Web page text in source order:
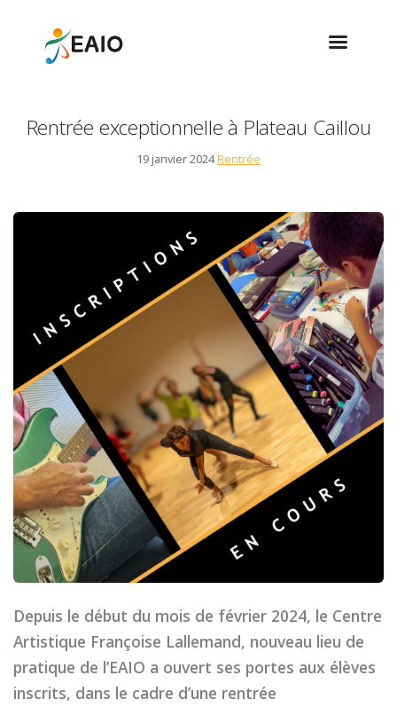
Rentrée exceptionnelle à Plateau Caillou
19 janvier 2024Rentrée
Depuis le début du mois de février 2024, le Centre
Artistique Françoise Lallemand, nouveau lieu de
pratique de l’EAIO a ouvert ses portes aux élèves
inscrits, dans le cadre d’une rentrée